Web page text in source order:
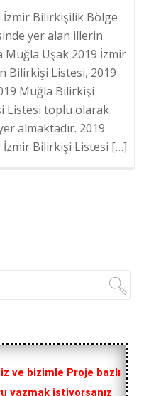
İzmir Bilirkişilik Bölge
yer alan illerin
Muğla Uşak 2019 İzmir
Bilirkişi Listesi, 2019
Muğla Bilirkişi
Listesi toplu olarak
almaktadır. 2019
İzmir Bilirkişi Listesi […]
ve bizimle Proje bazlı
yazmak istiyorsanız